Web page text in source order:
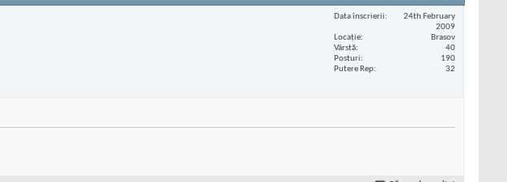
Data înscrierii
24th February
2009
Locaţie
Brasov
Vârstă
40
Posturi
190
Putere Rep
32